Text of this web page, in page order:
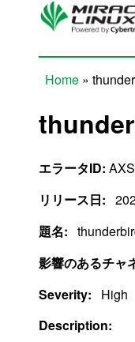
Skip to main content
Home »
エラータID:
リリース日:
題名:
影響のあるチャ
Severity:
High
Description: